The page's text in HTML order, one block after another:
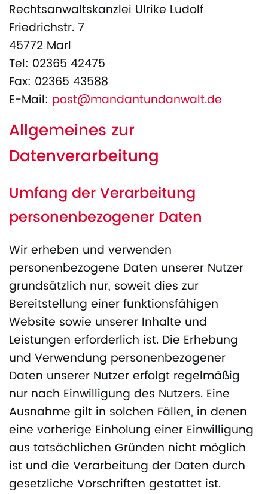
Rechtsanwaltskanzlei Ulrike Ludolf
Friedrichstr. 7
45772 Marl
Tel: 02365 42475
Fax: 02365 43588
E-Mail: post@mandantundanwalt.de
Allgemeines zur
Datenverarbeitung
Umfang der Verarbeitung
personenbezogener Daten
Wir erheben und verwenden
personenbezogene Daten unserer Nutzer
grundsätzlich nur, soweit dies zur
Bereitstellung einer funktionsfähigen
Website sowie unserer Inhalte und
Leistungen erforderlich ist. Die Erhebung
und Verwendung personenbezogener
Daten unserer Nutzer erfolgt regelmäßig
nur nach Einwilligung des Nutzers. Eine
Ausnahme gilt in solchen Fällen, in denen
eine vorherige Einholung einer Einwilligung
aus tatsächlichen Gründen nicht möglich
ist und die Verarbeitung der Daten durch
gesetzliche Vorschriften gestattet ist.